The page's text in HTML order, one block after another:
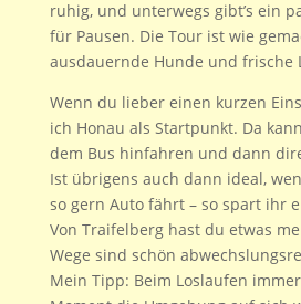
ruhig, und unterwegs gibt’s ein
für Pausen. Die Tour ist wie
ausdauernde Hunde und frische
Wenn du lieber einen kurzen
ich Honau als Startpunkt. Da
dem Bus hinfahren und dann
Ist übrigens auch dann ideal,
so gern Auto fährt – so spart ihr
Von Traifelberg hast du etwas
Wege sind schön
Mein Tipp: Beim Loslaufen